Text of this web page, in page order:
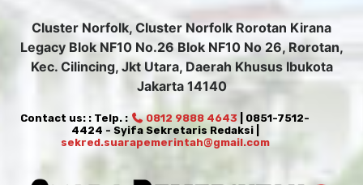
Cluster Norfolk, Cluster Norfolk Rorotan Kirana
Legacy Blok NF10 No.26 Blok NF10 No 26, Rorotan,
Kec. Cilincing, Jkt Utara, Daerah Khusus Ibukota
Jakarta 14140
Contact us: : Telp. : 0812 9888 4643 | 0851-7512-
4424 - Syifa Sekretaris Redaksi |
sekred.suarapemerintah@gmail.com